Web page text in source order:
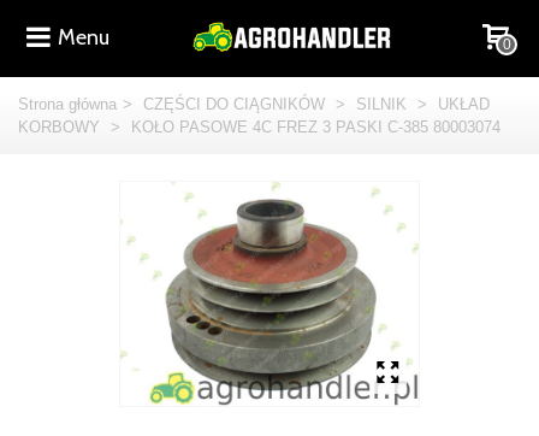
Menu 0
Strona główna > CZĘŚCI DO CIĄGNIKÓW > SILNIK >
UKŁAD
KORBOWY
> KOŁO PASOWE 4C FREZ 3 PASKI C-385 80003074